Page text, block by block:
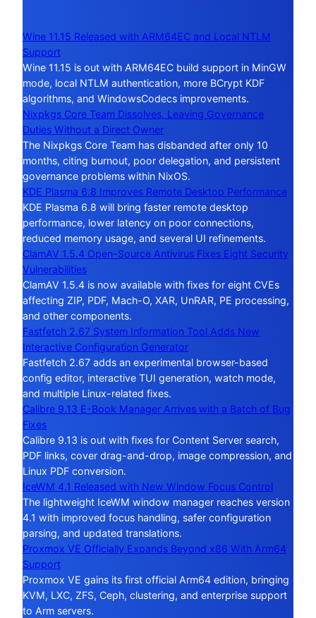
Wine 11.15 Released with ARM64EC and Local NTLM
Support
Wine 11.15 is out with ARM64EC build support in MinGW
mode, local NTLM authentication, more BCrypt KDF
algorithms, and WindowsCodecs improvements.
Nixpkgs Core Team Dissolves, Leaving Governance
Duties Without a Direct Owner
The Nixpkgs Core Team has disbanded after only 10
months, citing burnout, poor delegation, and persistent
governance problems within NixOS.
KDE Plasma 6.8 Improves Remote Desktop Performance
KDE Plasma 6.8 will bring faster remote desktop
performance, lower latency on poor connections,
reduced memory usage, and several UI refinements.
ClamAV 1.5.4 Open-Source Antivirus Fixes Eight Security
Vulnerabilities
ClamAV 1.5.4 is now available with fixes for eight CVEs
affecting ZIP, PDF, Mach-O, XAR, UnRAR, PE processing,
and other components.
Fastfetch 2.67 System Information Tool Adds New
Interactive Configuration Generator
Fastfetch 2.67 adds an experimental browser-based
config editor, interactive TUI generation, watch mode,
and multiple Linux-related fixes.
Calibre 9.13 E-Book Manager Arrives with a Batch of Bug
Fixes
Calibre 9.13 is out with fixes for Content Server search,
PDF links, cover drag-and-drop, image compression, and
Linux PDF conversion.
IceWM 4.1 Released with New Window Focus Control
The lightweight IceWM window manager reaches version
4.1 with improved focus handling, safer configuration
parsing, and updated translations.
Proxmox VE Officially Expands Beyond x86 With Arm64
Support
Proxmox VE gains its first official Arm64 edition, bringing
KVM, LXC, ZFS, Ceph, clustering, and enterprise support
to Arm servers.